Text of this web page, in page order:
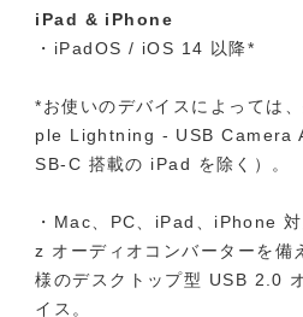
iPad & iPhone
・iPadOS / iOS 14 以降*
*お使いのデバイスによっては
ple Lightning - USB Camera
SB-C 搭載の iPad を除く）。
・Mac、PC、iPad、iPhone
z オーディオコンバーターを備
様のデスクトップ型 USB 2.0
イス。